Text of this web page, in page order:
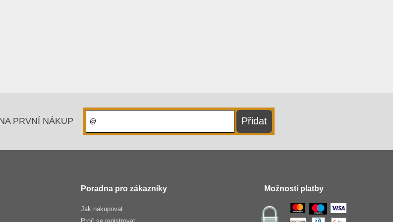
PRVNÍ NÁKUP
Poradna pro zákazníky
Jak nakupovat
Možnosti platby